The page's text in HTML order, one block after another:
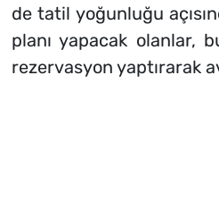
de tatil yoğunluğu
planı yapacak olanlar,
rezervasyon yaptırarak